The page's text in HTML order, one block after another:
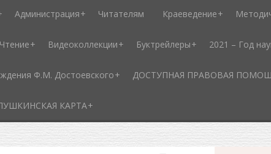
Администрация Читателям Краеведение
Чтение Видеоколлекции Буктрейлеры 2021 – Год
Ф.М. Достоевского ДОСТУПНАЯ ПРАВОВАЯ
КАРТА